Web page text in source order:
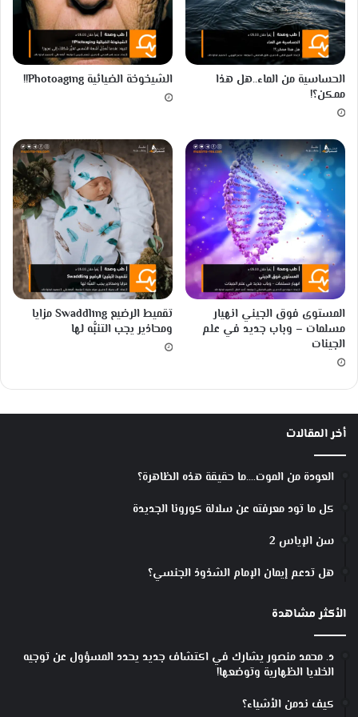
ن
د
ف
ع
ة
الحساسية من الماء..هل هذا
ممكن؟!
الشيخوخة الضيائية Photoaging!!
المستوى فوق الجيني انهيار
مسلمات – وباب جديد في علم
الجينات
تقميط الرضيع Swaddling مزايا
ومحاذير يجب التنبُّه لها
أخر المقالات
العودة من الموت….ما حقيقة هذه الظاهرة؟
كل ما تود معرفته عن سلالة كورونا الجديدة
سن الإياس 2
هل تدعم إيمان الإمام الشذوذ الجنسي؟
الأكثر مشاهدة
د. محمد منصور يشارك في اكتشاف جديد يحدد المسؤول عن توجيه
الخلايا الظهارية وتوضعها!
كيف ندمن الأشياء؟